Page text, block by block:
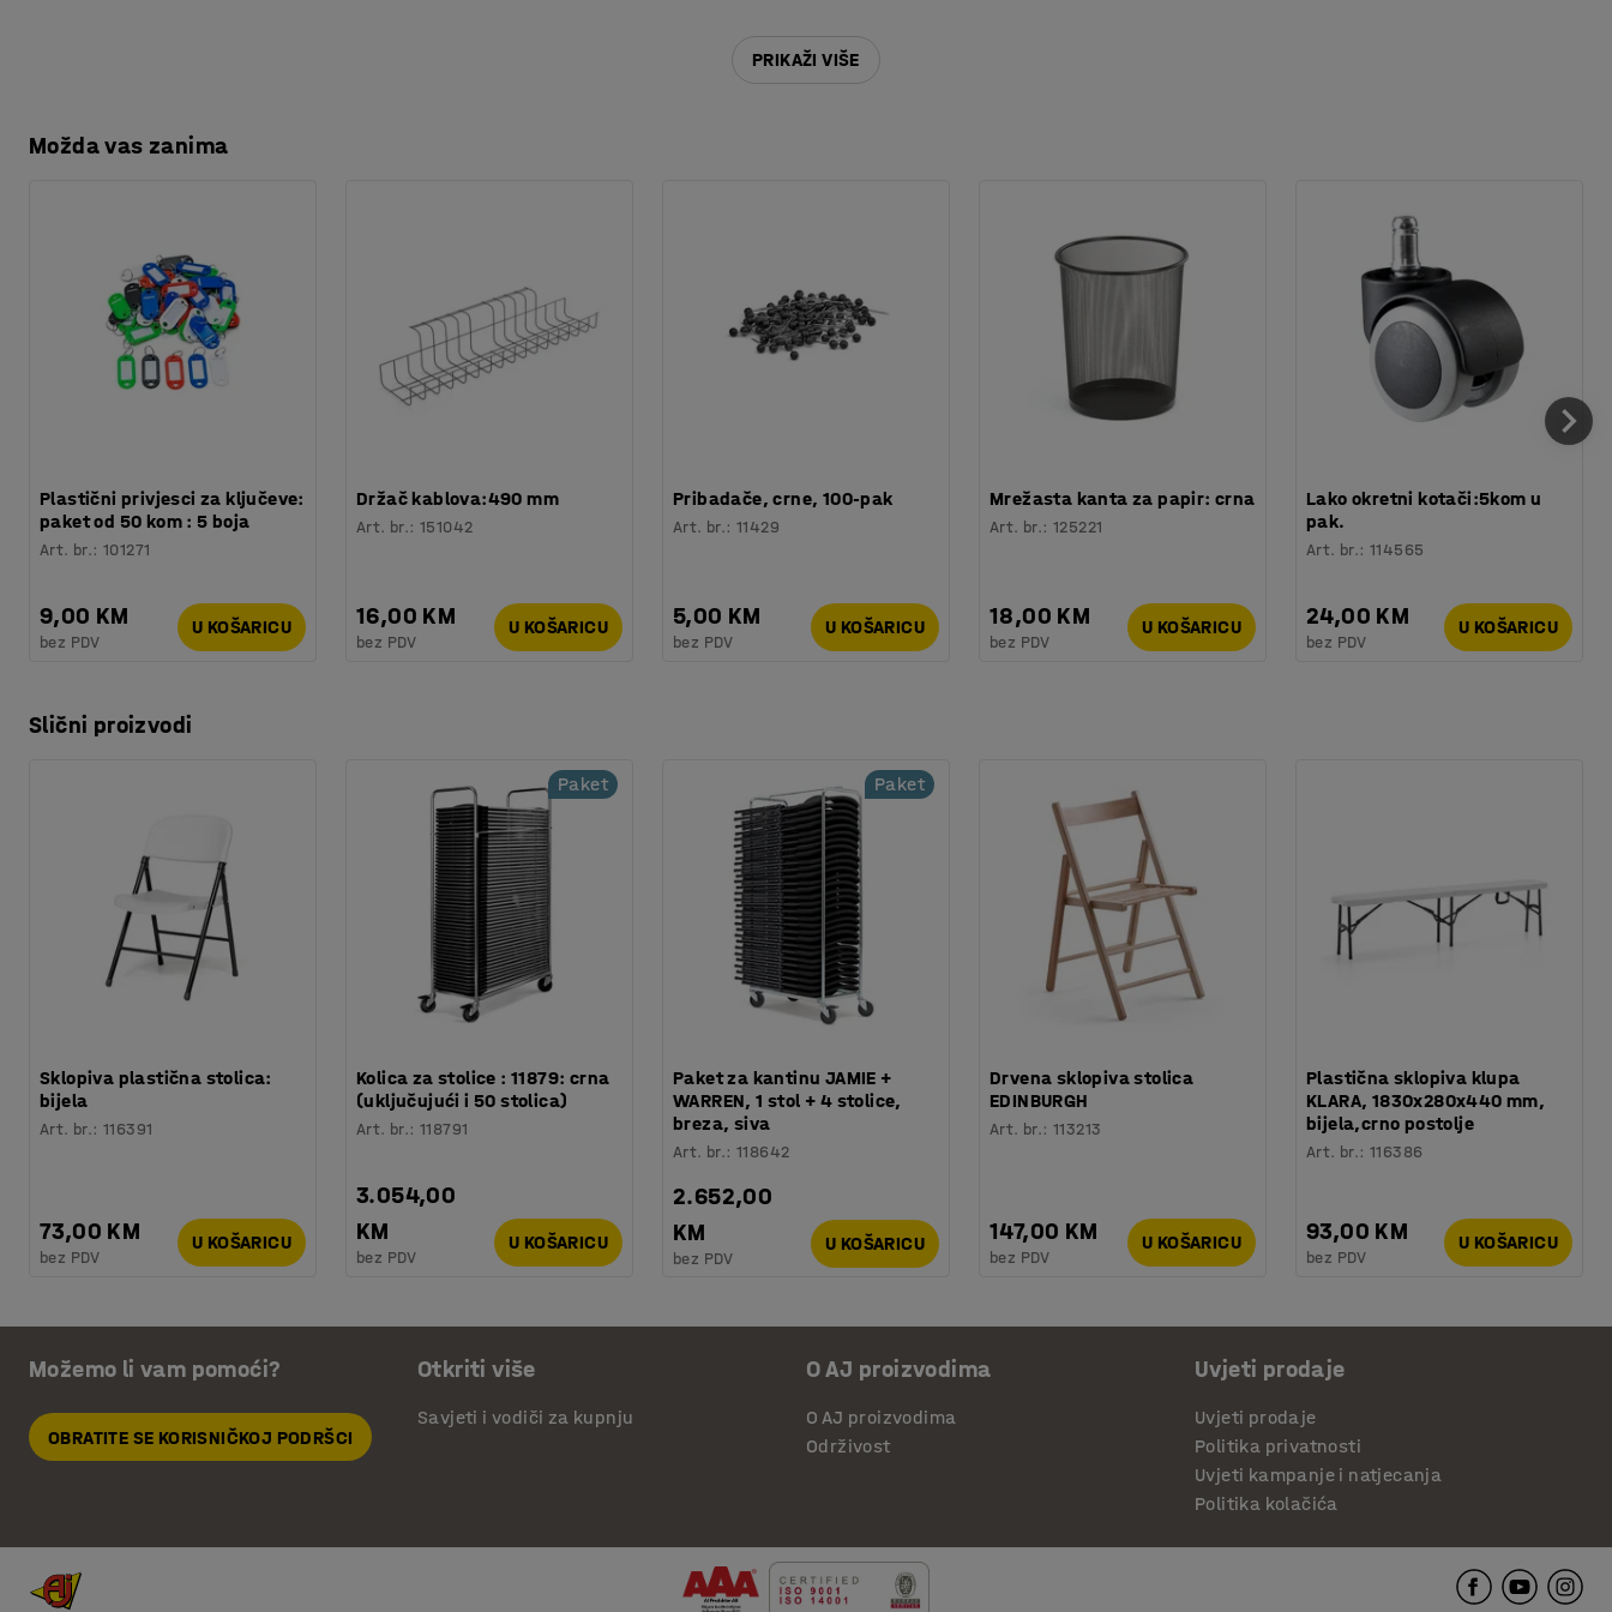
PRIKAŽI VIŠE
Možda vas zanima
Plastični privjesci za ključeve:
paket od 50 kom : 5 boja
Art. br.:101271
9,00 KM
bez PDV
U KOŠARICU
Držač kablova:490 mm
Art. br.:151042
16,00 KM
bez PDV
U KOŠARICU
Pribadače, crne, 100-pak
Art. br.:11429
5,00 KM
bez PDV
U KOŠARICU
Mrežasta kanta za papir: crna
Art. br.:125221
18,00 KM
bez PDV
U KOŠARICU
Lako okretni kotači:5kom u
pak.
Art. br.:114565
24,00 KM
bez PDV
U KOŠARICU
Slični proizvodi
Sklopiva plastična stolica:
bijela
Art. br.:116391
73,00 KM
bez PDV
U KOŠARICU
Paket
Kolica za stolice : 11879: crna
(uključujući i 50 stolica)
Art. br.:118791
3.054,00
KM
bez PDV
U KOŠARICU
Paket
Paket za kantinu JAMIE +
WARREN, 1 stol + 4 stolice,
breza, siva
Art. br.:118642
2.652,00
KM
bez PDV
U KOŠARICU
Drvena sklopiva stolica
EDINBURGH
Art. br.:113213
147,00 KM
bez PDV
U KOŠARICU
Plastična sklopiva klupa
KLARA, 1830x280x440 mm,
bijela,crno postolje
Art. br.:116386
93,00 KM
bez PDV
U KOŠARICU
Možemo li vam pomoći?
OBRATITE SE KORISNIČKOJ PODRŠCI
Otkriti više
Savjeti i vodiči za kupnju
O AJ proizvodima
O AJ proizvodima
Održivost
Uvjeti prodaje
Uvjeti prodaje
Politika privatnosti
Uvjeti kampanje i natjecanja
Politika kolačića